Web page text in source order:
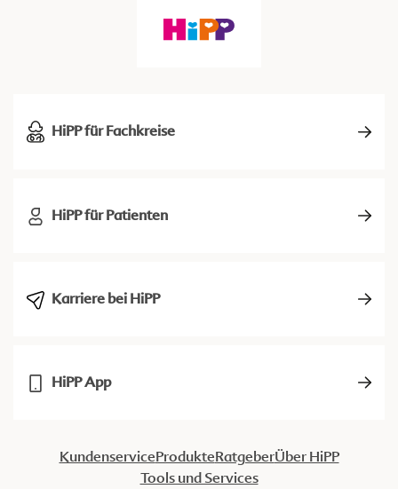
HiPP für Fachkreise
HiPP für Patienten
Karriere bei HiPP
HiPP App
KundenserviceProdukteRatgeberÜber HiPP
Tools und Services